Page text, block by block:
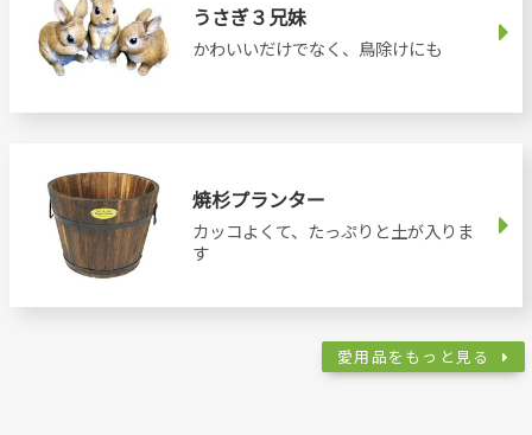
うさぎ３兄妹
かわいいだけでなく、鳥除けにも
焼杉プランター
カッコよくて、たっぷりと土が入りま
す
愛用品をもっと見る